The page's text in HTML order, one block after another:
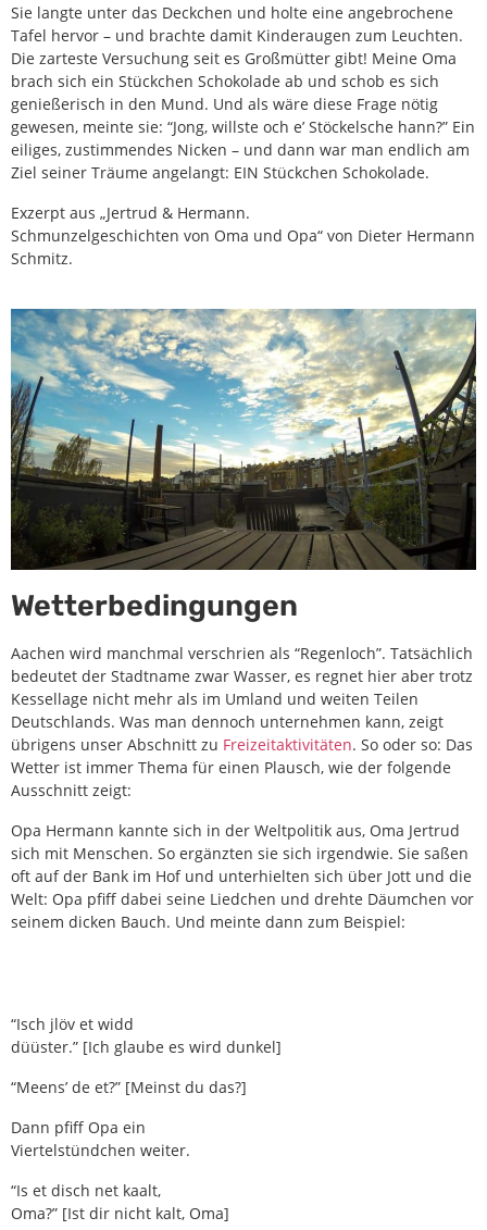
Sie langte unter das Deckchen und holte eine angebrochene
Tafel hervor – und brachte damit Kinderaugen zum Leuchten.
Die zarteste Versuchung seit es Großmütter gibt! Meine Oma
brach sich ein Stückchen Schokolade ab und schob es sich
genießerisch in den Mund. Und als wäre diese Frage nötig
gewesen, meinte sie: “Jong, willste och e’ Stöckelsche hann?” Ein
eiliges, zustimmendes Nicken – und dann war man endlich am
Ziel seiner Träume angelangt: EIN Stückchen Schokolade.
Exzerpt aus „Jertrud & Hermann.
Schmunzelgeschichten von Oma und Opa“ von Dieter Hermann
Schmitz.
Wetterbedingungen
Aachen wird manchmal verschrien als “Regenloch”. Tatsächlich
bedeutet der Stadtname zwar Wasser, es regnet hier aber trotz
Kessellage nicht mehr als im Umland und weiten Teilen
Deutschlands. Was man dennoch unternehmen kann, zeigt
übrigens unser Abschnitt zu Freizeitaktivitäten. So oder so: Das
Wetter ist immer Thema für einen Plausch, wie der folgende
Ausschnitt zeigt:
Opa Hermann kannte sich in der Weltpolitik aus, Oma Jertrud
sich mit Menschen. So ergänzten sie sich irgendwie. Sie saßen
oft auf der Bank im Hof und unterhielten sich über Jott und die
Welt: Opa pfiff dabei seine Liedchen und drehte Däumchen vor
seinem dicken Bauch. Und meinte dann zum Beispiel:
“Isch jlöv et widd
düüster.” [Ich glaube es wird dunkel]
“Meens’ de et?” [Meinst du das?]
Dann pfiff Opa ein
Viertelstündchen weiter.
“Is et disch net kaalt,
Oma?” [Ist dir nicht kalt, Oma]